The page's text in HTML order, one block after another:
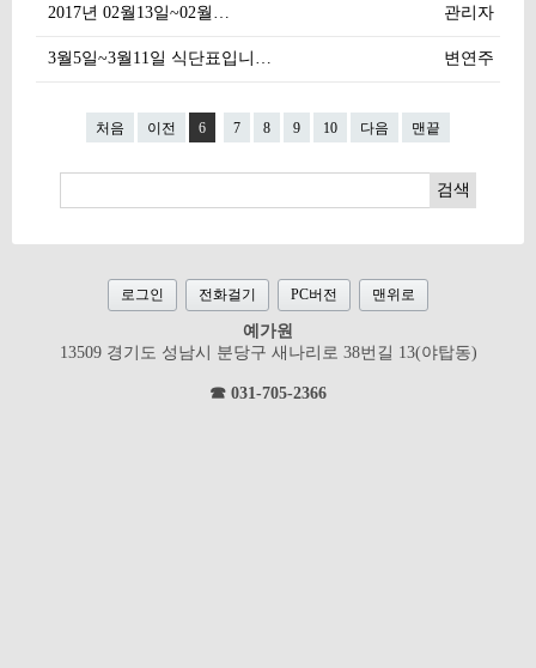
2017년 02월13일~02월… 관리자
3월5일~3월11일 식단표입니… 변연주
처음 이전 6 7 8 9 10 다음 맨끝
검색
로그인 전화걸기 PC버전 맨위로
예가원
13509 경기도 성남시 분당구 새나리로 38번길 13(야탑동)
☎ 031-705-2366